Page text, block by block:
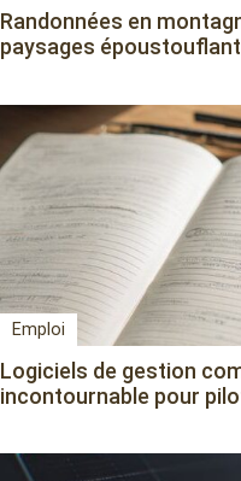
Randonnées en
paysages
Emploi
Logiciels de gestion
incontournable pour